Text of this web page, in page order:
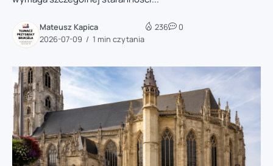
Mateusz Kapica
2026-07-09
1 min czytania
236 0